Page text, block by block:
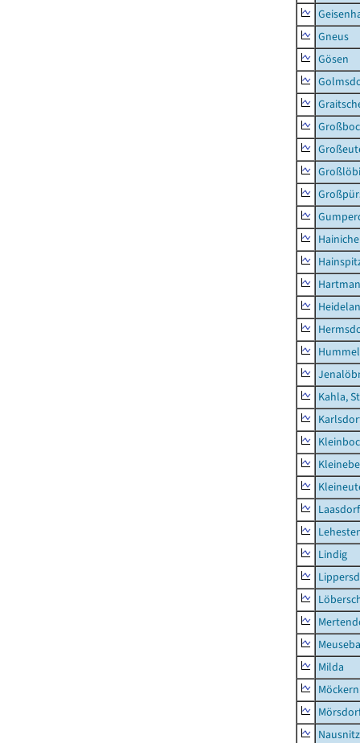
Gneus
Gösen
Kahla,
Laasdorf
Lindig
Milda
Möckern
Nausnitz